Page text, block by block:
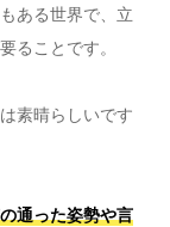
ある世界で、立
ることです。
素晴らしいです
通った姿勢や言